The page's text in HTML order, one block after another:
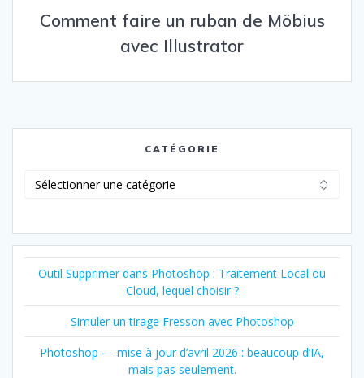
Comment faire un ruban de Möbius
avec Illustrator
CATÉGORIE
Outil Supprimer dans Photoshop : Traitement Local ou
Cloud, lequel choisir ?
Simuler un tirage Fresson avec Photoshop
Photoshop — mise à jour d’avril 2026 : beaucoup d’IA,
mais pas seulement.